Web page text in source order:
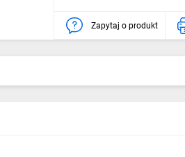
Zapytaj o produkt